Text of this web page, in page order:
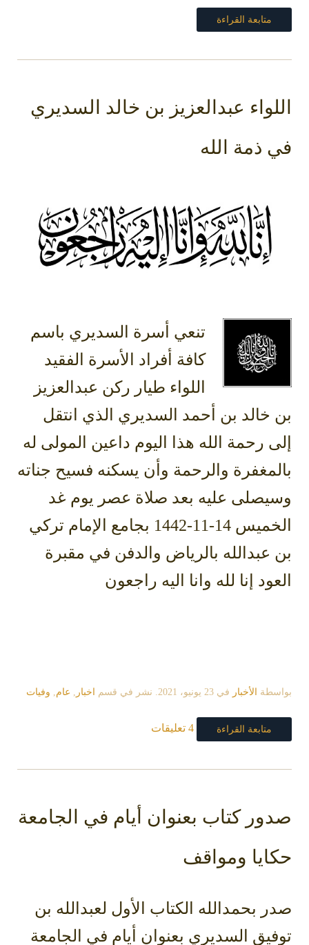
متابعة القراءة
اللواء عبدالعزيز بن خالد السديري
في ذمة الله
تنعي أسرة السديري باسم
كافة أفراد الأسرة الفقيد
اللواء طيار ركن عبدالعزيز
بن خالد بن أحمد السديري الذي انتقل
إلى رحمة الله هذا اليوم داعين المولى له
بالمغفرة والرحمة وأن يسكنه فسيح جناته
وسيصلى عليه بعد صلاة عصر يوم غد
الخميس 14-11-1442 بجامع الإمام تركي
بن عبدالله بالرياض والدفن في مقبرة
العود إنا لله وانا اليه راجعون
بواسطة الأخبار في 23 يونيو، 2021 . نشر في قسم اخبار عام وفيات
متابعة القراءة 4 تعليقات
صدور كتاب بعنوان أيام في الجامعة
حكايا ومواقف
صدر بحمدالله الكتاب الأول لعبدالله بن
توفيق السديري بعنوان أيام في الجامعة